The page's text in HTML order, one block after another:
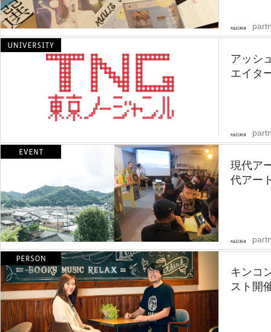
アッシ
エイタ
現代ア
代アー
キンコ
スト開